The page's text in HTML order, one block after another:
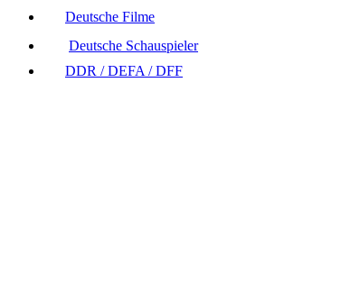
Deutsche Filme
Deutsche Schauspieler
DDR / DEFA / DFF